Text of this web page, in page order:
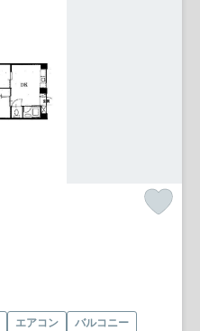
エアコン
バルコニー